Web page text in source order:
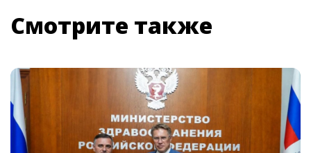
Смотрите также